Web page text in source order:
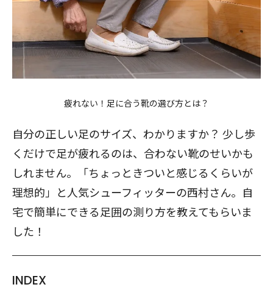
疲れない！足に合う靴の選び方とは？
自分の正しい足のサイズ、わかりますか？ 少し歩
くだけで足が疲れるのは、合わない靴のせいかも
しれません。「ちょっときついと感じるくらいが
理想的」と人気シューフィッターの西村さん。自
宅で簡単にできる足囲の測り方を教えてもらいま
した！
INDEX